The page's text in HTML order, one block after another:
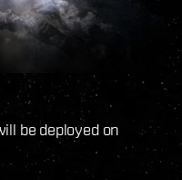
be deployed on